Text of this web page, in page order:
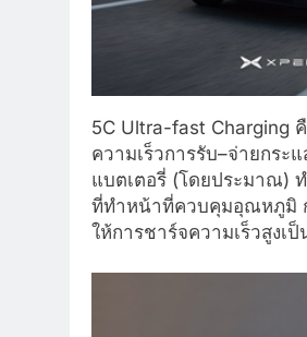
5C Ultra-fast Charging
ความเร็วการรับ–จ่ายกระ
แบตเตอรี่ (โดยประมาณ)
ที่ทำหน้าที่ควบคุมอุณหภูมิ
ให้การชาร์จความเร็วสูงเ